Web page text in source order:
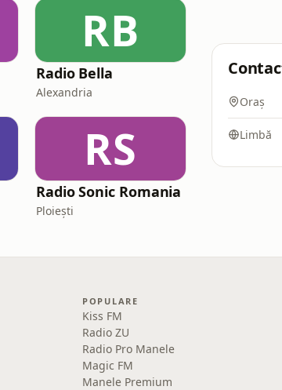
RB
Radio Bella
Alexandria
RS
Radio Sonic Romania
Ploiești
Oraș
Limbă
POPULARE
Kiss FM
Radio ZU
Radio Pro Manele
Magic FM
Manele Premium